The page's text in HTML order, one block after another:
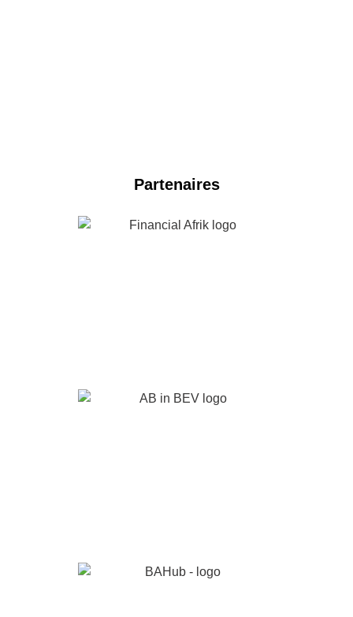
Partenaires